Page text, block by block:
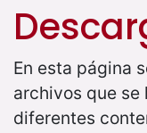
En esta página
archivos que se
diferentes